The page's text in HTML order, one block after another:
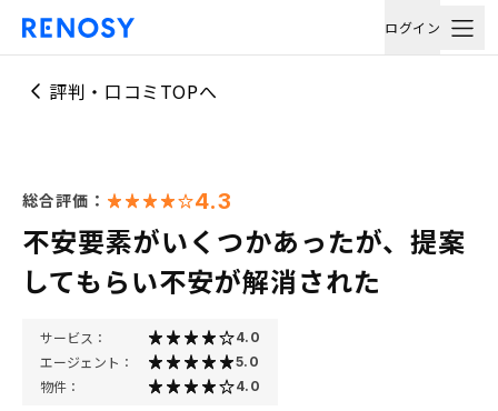
ログイン
評判・口コミTOPへ
総合評価： 4.3
不安要素がいくつかあったが、提案
してもらい不安が解消された
サービス： 4.0
エージェント： 5.0
物件： 4.0